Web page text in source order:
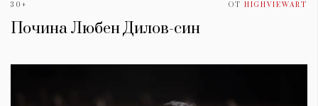
30+ ОТ HIGHVIEWART
Почина Любен Дилов-син